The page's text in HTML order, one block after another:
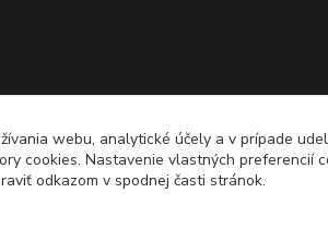
Upravit sběr cookies.
webu, analytické účely a v prípade
cookies. Nastavenie vlastných preferencií
odkazom v spodnej časti stránok.